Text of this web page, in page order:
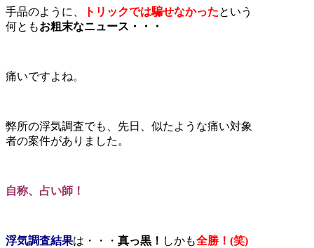
手品のように、 トリックでは騙せなかったという
何ともお粗末なニュース・・・
痛いですよね。
弊所の浮気調査でも、先日、似たような痛い対象
者の案件がありました。
自称、占い師！
浮気調査結果は・・・ 真っ黒！ しかも全勝！(笑)